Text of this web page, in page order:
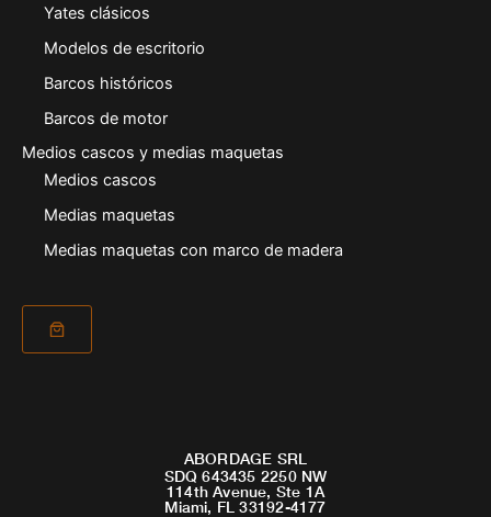
Yates clásicos
Modelos de escritorio
Barcos históricos
Barcos de motor
Medios cascos y medias maquetas
Medios cascos
Medias maquetas
Medias maquetas con marco de madera
ABORDAGE SRL
SDQ 643435 2250 NW
114th Avenue, Ste 1A
Miami, FL 33192-4177